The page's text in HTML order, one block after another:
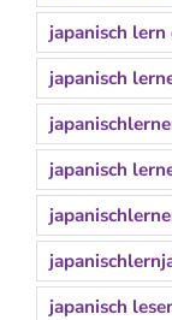
japanisch
japanisch
japanisch
japanisch